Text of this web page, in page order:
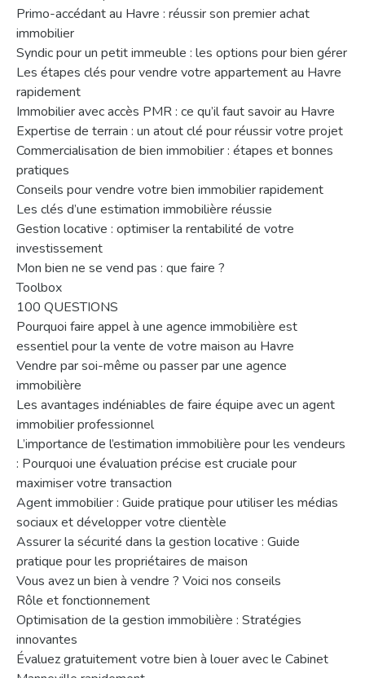
Primo-accédant au Havre : réussir son premier achat
immobilier
Syndic pour un petit immeuble : les options pour bien gérer
Les étapes clés pour vendre votre appartement au Havre
rapidement
Immobilier avec accès PMR : ce qu’il faut savoir au Havre
Expertise de terrain : un atout clé pour réussir votre projet
Commercialisation de bien immobilier : étapes et bonnes
pratiques
Conseils pour vendre votre bien immobilier rapidement
Les clés d’une estimation immobilière réussie
Gestion locative : optimiser la rentabilité de votre
investissement
Mon bien ne se vend pas : que faire ?
Toolbox
100 QUESTIONS
Pourquoi faire appel à une agence immobilière est
essentiel pour la vente de votre maison au Havre
Vendre par soi-même ou passer par une agence
immobilière
Les avantages indéniables de faire équipe avec un agent
immobilier professionnel
L’importance de l’estimation immobilière pour les vendeurs
: Pourquoi une évaluation précise est cruciale pour
maximiser votre transaction
Agent immobilier : Guide pratique pour utiliser les médias
sociaux et développer votre clientèle
Assurer la sécurité dans la gestion locative : Guide
pratique pour les propriétaires de maison
Vous avez un bien à vendre ? Voici nos conseils
Rôle et fonctionnement
Optimisation de la gestion immobilière : Stratégies
innovantes
Évaluez gratuitement votre bien à louer avec le Cabinet